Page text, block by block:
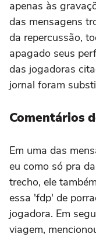
apenas às
das mensagens
da repercussão,
apagado seus
das jogadoras
jornal foram
Comentários
Em uma das
eu como só pra
trecho, ele
essa 'fdp' de
jogadora. Em
viagem,